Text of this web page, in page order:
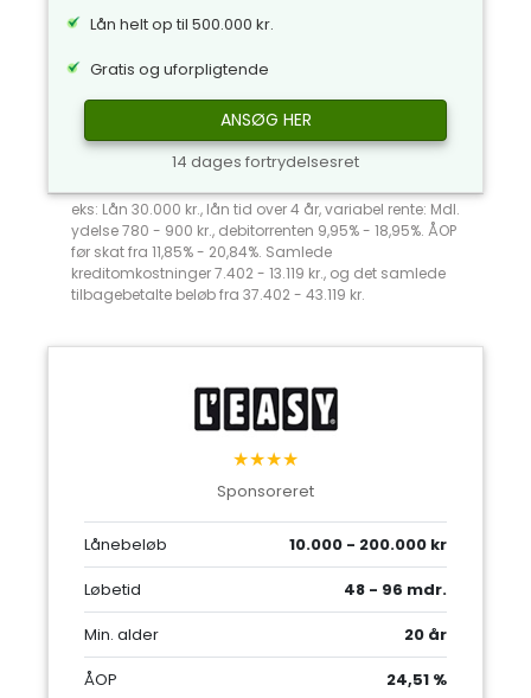
Lån helt op til 500.000 kr.
Gratis og uforpligtende
ANSØG HER
14 dages fortrydelsesret
eks: Lån 30.000 kr., lån tid over 4 år, variabel rente: Mdl.
ydelse 780 - 900 kr., debitorrenten 9,95% - 18,95%. ÅOP
før skat fra 11,85% - 20,84%. Samlede
kreditomkostninger 7.402 - 13.119 kr., og det samlede
tilbagebetalte beløb fra 37.402 - 43.119 kr.
★★★★
Sponsoreret
Lånebeløb
10.000 - 200.000 kr
Løbetid
48 - 96 mdr.
Min. alder
20 år
ÅOP
24,51 %